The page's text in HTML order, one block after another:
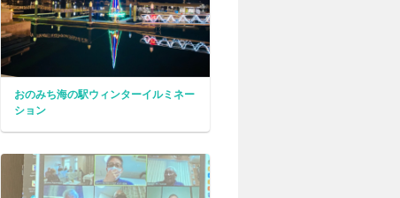
おのみち海の駅ウィンターイルミネー
ション